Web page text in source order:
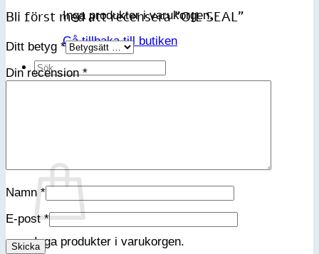
Inga produkter i varukorgen.
Gå tillbaka till butiken
Sök
efter:
Inga produkter i varukorgen.
Bli först med att recensera ”OIL SEAL”
Ditt betyg *
Din recension*
Namn *
E-post*